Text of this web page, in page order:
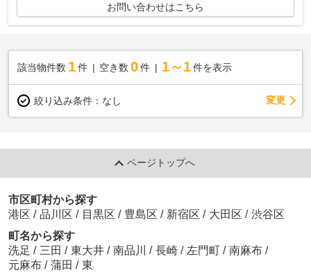
お問い合わせはこちら
該当物件数 1件 空き数 0 件 1～1 件を表示
絞り込み条件： なし 変更
ページトップへ
市区町村から探す
港区 / 品川区 / 目黒区 / 豊島区 / 新宿区 / 大田区 / 渋谷区
町名から探す
洗足 / 三田 / 東大井 / 南品川 / 長崎 / 左門町 / 南麻布 /
元麻布 / 蒲田 / 東